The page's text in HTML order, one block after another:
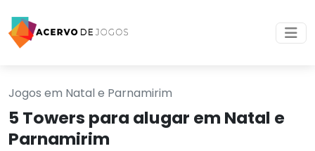
Jogos em Natal e Parnamirim
5 Towers para alugar em Natal e
Parnamirim